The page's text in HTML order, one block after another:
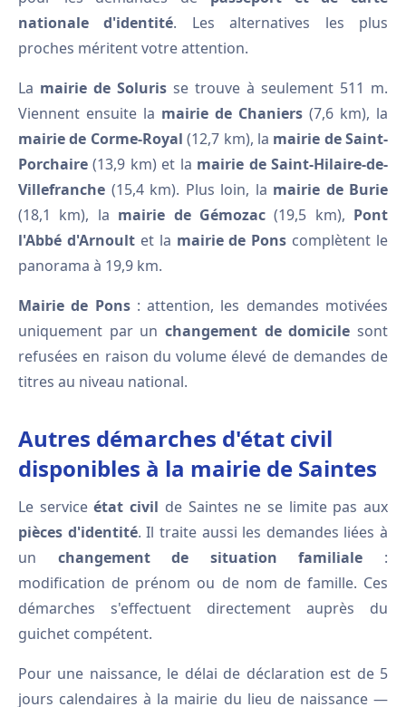
nationale d'identité. Les alternatives les plus
proches méritent votre attention.
La mairie de Soluris se trouve à seulement 511 m.
Viennent ensuite la mairie de Chaniers (7,6 km), la
mairie de Corme-Royal (12,7 km), la mairie de Saint-
Porchaire (13,9 km) et la mairie de Saint-Hilaire-de-
Villefranche (15,4 km). Plus loin, la mairie de Burie
(18,1 km), la mairie de Gémozac(19,5 km), Pont
l'Abbé d'Arnoultet la mairie de Pons complètent le
panorama à 19,9 km.
Mairie de Pons: attention, les demandes motivées
uniquement par un changement de domicile sont
refusées en raison du volume élevé de demandes de
titres au niveau national.
Autres démarches d'état civil
disponibles à la mairie de Saintes
Le serviceétat civil de Saintes ne se limite pas aux
pièces d'identité. Il traite aussi les demandes liées à
un changement de situation familiale :
modification de prénom ou de nom de famille. Ces
démarches s'effectuent directement auprès du
guichet compétent.
Pour une naissance, le délai de déclaration est de 5
jours calendaires à la mairie du lieu de naissance —